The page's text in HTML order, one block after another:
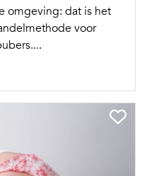
omgeving: dat is het
voor